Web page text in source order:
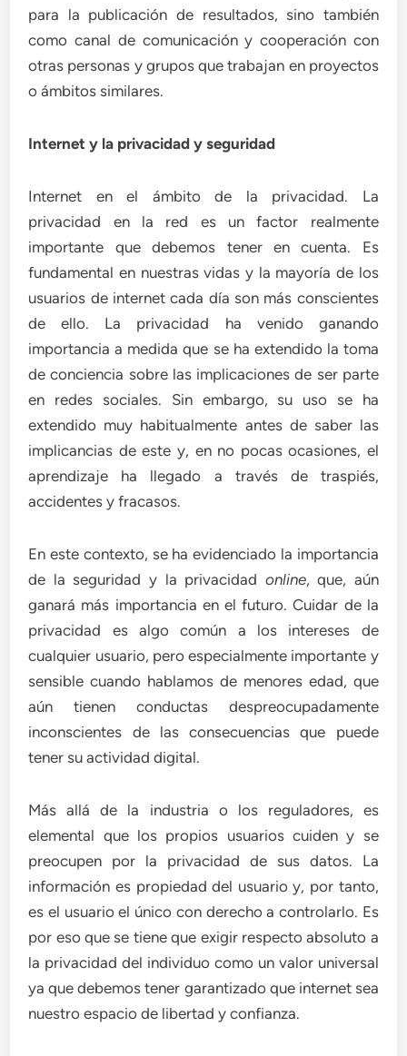
para la publicación de resultados, sino también
como canal de comunicación y cooperación con
otras personas y grupos que trabajan en proyectos
o ámbitos similares.
Internet y la privacidad y seguridad
Internet en el ámbito de la privacidad. La
privacidad en la red es un factor realmente
importante que debemos tener en cuenta. Es
fundamental en nuestras vidas y la mayoría de los
usuarios de internet cada día son más conscientes
de ello. La privacidad ha venido ganando
importancia a medida que se ha extendido la toma
de conciencia sobre las implicaciones de ser parte
en redes sociales. Sin embargo, su uso se ha
extendido muy habitualmente antes de saber las
implicancias de este y, en no pocas ocasiones, el
aprendizaje ha llegado a través de traspiés,
accidentes y fracasos.
En este contexto, se ha evidenciado la importancia
de la seguridad y la privacidad online, que, aún
ganará más importancia en el futuro. Cuidar de la
privacidad es algo común a los intereses de
cualquier usuario, pero especialmente importante y
sensible cuando hablamos de menores edad, que
aún tienen conductas despreocupadamente
inconscientes de las consecuencias que puede
tener su actividad digital.
Más allá de la industria o los reguladores, es
elemental que los propios usuarios cuiden y se
preocupen por la privacidad de sus datos. La
información es propiedad del usuario y, por tanto,
es el usuario el único con derecho a controlarlo. Es
por eso que se tiene que exigir respecto absoluto a
la privacidad del individuo como un valor universal
ya que debemos tener garantizado que internet sea
nuestro espacio de libertad y confianza.